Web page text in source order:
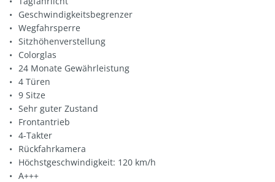
Geschwindigkeitsbegrenzer
Wegfahrsperre
Sitzhöhenverstellung
Colorglas
24 Monate Gewährleistung
4 Türen
9 Sitze
Sehr guter Zustand
Frontantrieb
4-Takter
Rückfahrkamera
Höchstgeschwindigkeit: 120 km/h
A+++